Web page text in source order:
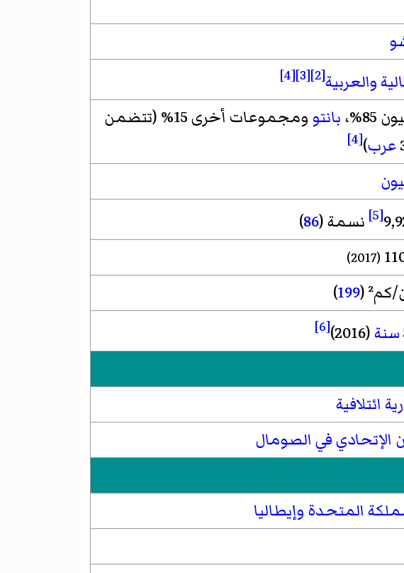
والعربية[2]
[3]
[4]
بانتو
ومجموعات أخرى 15% (تتضمن
عرب)
[4]
[5] نسمة (86
)
(2017)
199
)
سنة(2016)
[6]
ائتلافية
الإتحادي في الصومال
المتحدة وإيطاليا